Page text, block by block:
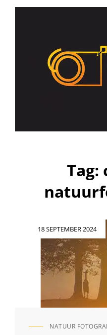
Tag:
18 SEPTEMBER 2024
CAT
NATUUR